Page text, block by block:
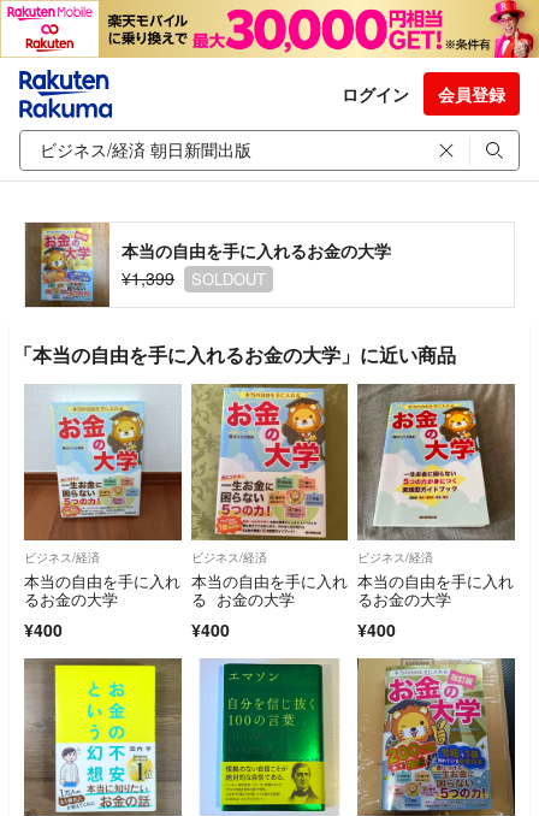
ログイン 会員登録
本当の自由を手に入れるお金の大学
¥1,399
SOLDOUT
「本当の自由を手に入れるお金の大学」に近い商品
ビジネス/経済
本当の自由を手に入れ
るお金の大学
¥400
ビジネス/経済
本当の自由を手に入れ
る お金の大学
¥400
ビジネス/経済
本当の自由を手に入れ
るお金の大学
¥400